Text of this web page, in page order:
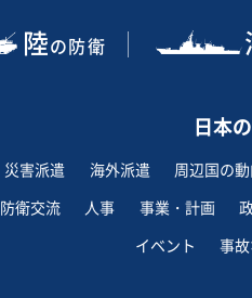
陸の防衛
日本
災害派遣 海外派遣 周辺国の
防衛交流
人事 事業・計画
イベント
事